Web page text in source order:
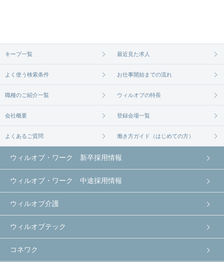
無料相談の登録はコチラから
キープ一覧 最近見た求人
よく使う検索条件 お仕事開始までの流れ
職種のご紹介一覧 ウィルオブの特長
会社概要 登録会場一覧
よくあるご質問 働き方ガイド（はじめての方）
ウィルオブ・ワーク 新卒採用情報
ウィルオブ・ワーク 中途採用情報
ウィルオブ介護
ウィルオブテック
コネワク